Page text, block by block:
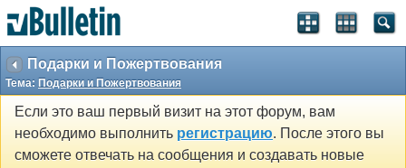
Подарки и Пожертвования
Тема: Подарки и Пожертвования
Если это ваш первый визит на этот форум, вам
необходимо выполнить регистрацию. После этого вы
сможете отвечать на сообщения и создавать новые